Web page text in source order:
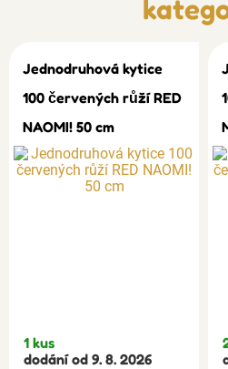
Jednodruhová kytice
100 červených růží RED
NAOMI! 50 cm
1 kus
dodání od 9. 8. 2026